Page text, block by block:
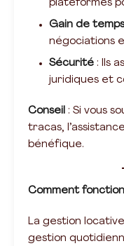
plateformes
Gain de temps
négociations
Sécurité : Ils
juridiques et
Conseil : Si vous
tracas,
bénéfique.
Comment
La gestion
gestion